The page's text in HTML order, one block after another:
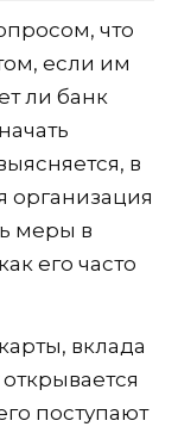
что
если им
ли банк
в
организация
меры в
его часто
вклада
поступают